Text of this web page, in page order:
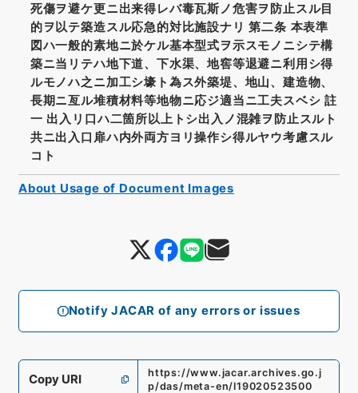
Notify JACAR of any errors or issues
死傷ヲ避ケ更ニ出来得レバ毒瓦斯ノ危害ヲ防止スル目
的ヲ以テ築造スル応急的対比施設ナリ 第二条 本表準
図ハ一般的素地ニ於ケル基本型式ヲ示スモノニシテ構
築ニ当リテハ地下道、下水渠、地窖等退避ニ利用シ得
ルモノハ之ニ加工シ壕ト為ス外築堤、地山、建造物、
長期ニ亙ル堆積材料等地物ニ応ジ適当ニ工夫スベシ 註
一 出入リ口ハ二箇所以上トシ出入ノ混雑ヲ防止スルト
共ニ出入口扉ハ内外両方ヨリ操作シ得ルヤウ考慮スル
コト
Copy URI
https://www.jacar.archives.go.j
p/das/meta-en/I19020523500
About Usage of Document Images